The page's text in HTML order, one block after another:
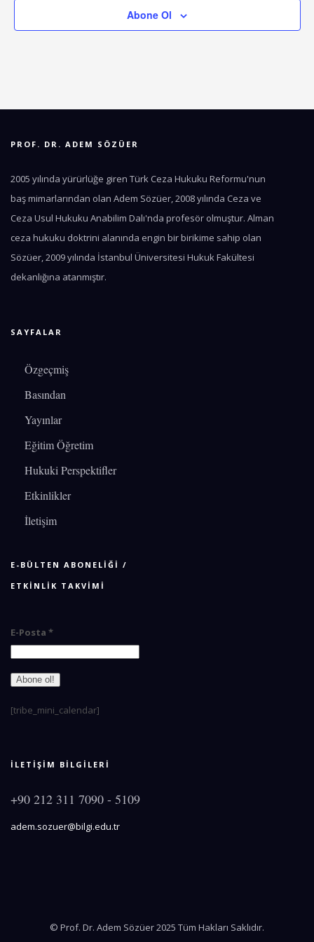
Abone Ol
PROF. DR. ADEM SÖZÜER
2005 yılında yürürlüğe giren Türk Ceza Hukuku Reformu'nun
baş mimarlarından olan Adem Sözüer, 2008 yılında Ceza ve
Ceza Usul Hukuku Anabilim Dalı'nda profesör olmuştur. Alman
ceza hukuku doktrini alanında engin bir birikime sahip olan
Sözüer, 2009 yılında İstanbul Üniversitesi Hukuk Fakültesi
dekanlığına atanmıştır.
SAYFALAR
Özgeçmiş
Basından
Yayınlar
Eğitim Öğretim
Hukuki Perspektifler
Etkinlikler
İletişim
E-BÜLTEN ABONELİĞİ /
ETKİNLİK TAKVİMİ
E-Posta *
[tribe_mini_calendar]
İLETİŞİM BİLGİLERİ
+90 212 311 7090 - 5109
adem.sozuer@bilgi.edu.tr
© Prof. Dr. Adem Sözüer 2025 Tüm Hakları Saklıdır.